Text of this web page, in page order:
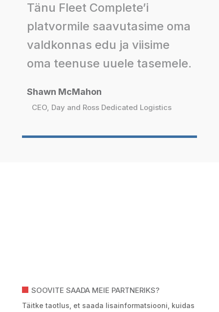
Tänu Fleet Complete’i
platvormile saavutasime oma
valdkonnas edu ja viisime
oma teenuse uuele tasemele.
Shawn McMahon
CEO, Day and Ross Dedicated Logistics
SOOVITE SAADA MEIE PARTNERIKS?
Täitke taotlus, et saada lisainformatsiooni, kuidas